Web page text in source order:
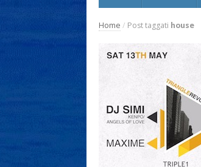
Home / Post taggati house